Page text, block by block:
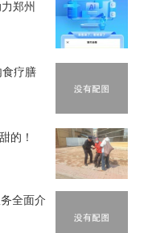
郑州
疗膳
的！
全面介